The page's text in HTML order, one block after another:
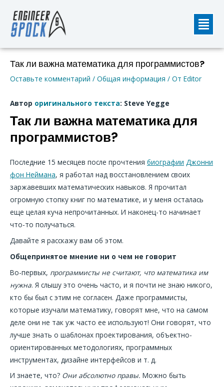
содержимому
Так ли важна математика для программистов?
Оставьте комментарий / Общая информация / От Editor
Автор оригинального текста: Steve Yegge
Так ли важна математика для
программистов?
Последние 15 месяцев после прочтения биографии Джонни
фон Неймана, я работал над восстановлением своих
заржавевших математических навыков. Я прочитал
огромную стопку книг по математике, и у меня осталась
еще целая куча непрочитанных. И наконец-то начинает
что-то получаться.
Давайте я расскажу вам об этом.
Общепринятое мнение ни о чем не говорит
Во-первых, программисты не считают, что математика им
нужна. Я слышу это очень часто, и я почти не знаю никого,
кто бы был с этим не согласен. Даже программисты,
которые изучали математику, говорят мне, что на самом
деле они не так уж часто ее используют! Они говорят, что
лучше знать о шаблонах проектирования, объектно-
ориентированных методологиях, программных
инструментах, дизайне интерфейсов и т. д.
И знаете, что? Они абсолютно правы. Можно быть
по
записям